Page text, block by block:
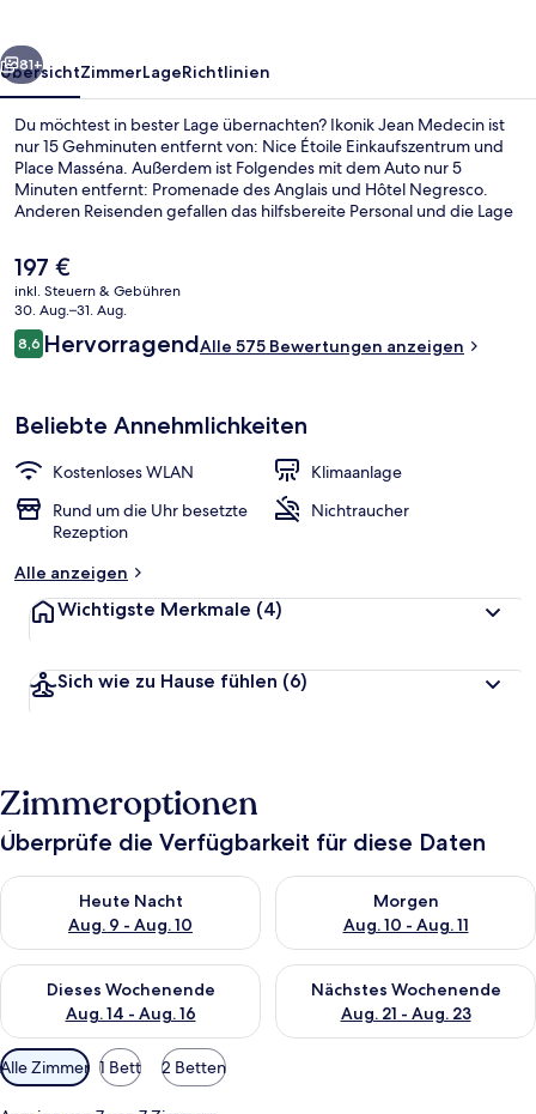
Weiter
81+
ÜbersichtZimmerLageRichtlinien
Du möchtest in bester Lage übernachten? Ikonik Jean Medecin ist
nur 15 Gehminuten entfernt von: Nice Étoile Einkaufszentrum und
Place Masséna. Außerdem ist Folgendes mit dem Auto nur 5
Minuten entfernt: Promenade des Anglais und Hôtel Negresco.
Anderen Reisenden gefallen das hilfsbereite Personal und die Lage
Fußmarsch entfernt: Zur S-Bahn-Station Gare Thiers sind es nur
wenige Schritte und zur S-Bahn-Station Jean Médecin 5 Minuten.
Der
aktuelle
Preis
beträgt
197 €.
197 €
inkl. Steuern & Gebühren
30. Aug.–31. Aug.
Bewertungen
8,68,6 von 10.
HervorragendAlle 575 Bewertungen anzeigen
Beliebte Annehmlichkeiten
Kostenloses WLAN
Klimaanlage
Rund um die Uhr besetzte
Rezeption
Nichtraucher
Alle anzeigen
Wichtigste Merkmale (4)
Sich wie zu Hause fühlen (6)
Zimmeroptionen
Überprüfe die Verfügbarkeit für diese Daten
Heute Nacht
Aug. 9 - Aug. 10
Überprüfe die Verfügbarkeit für heute Nacht, Aug. 9 - Aug.
Morgen
Aug. 10 - Aug. 11
Überprüfe die Verfügbarkeit
Dieses Wochenende
Aug. 14 - Aug. 16
Überprüfe die Verfügbarkeit für dieses Wochenende, Aug. 14
Nächstes Wochenende
Aug. 21 - Aug. 23
Überprüfe die Verfügbarkeit
Verfügbare
Filter
Alle Zimmer 1 Bett 2 Betten